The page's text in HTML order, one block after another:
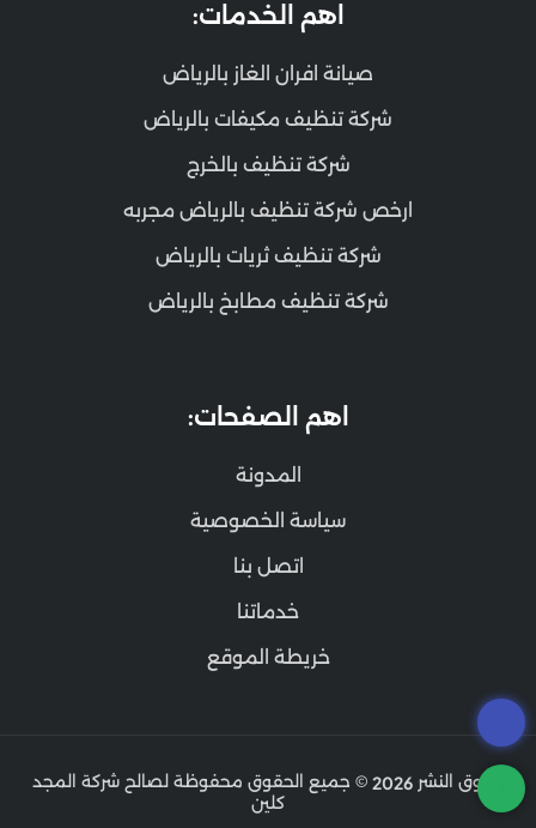
اهم الخدمات:
صيانة افران الغاز بالرياض
شركة تنظيف مكيفات بالرياض
شركة تنظيف بالخرج
ارخص شركة تنظيف بالرياض مجربه
شركة تنظيف ثريات بالرياض
شركة تنظيف مطابخ بالرياض
اهم الصفحات:
المدونة
سياسة الخصوصية
اتصل بنا
خدماتنا
خريطة الموقع
حقوق النشر2026 © جميع الحقوق محفوظة لصالح شركة المجد
كلين